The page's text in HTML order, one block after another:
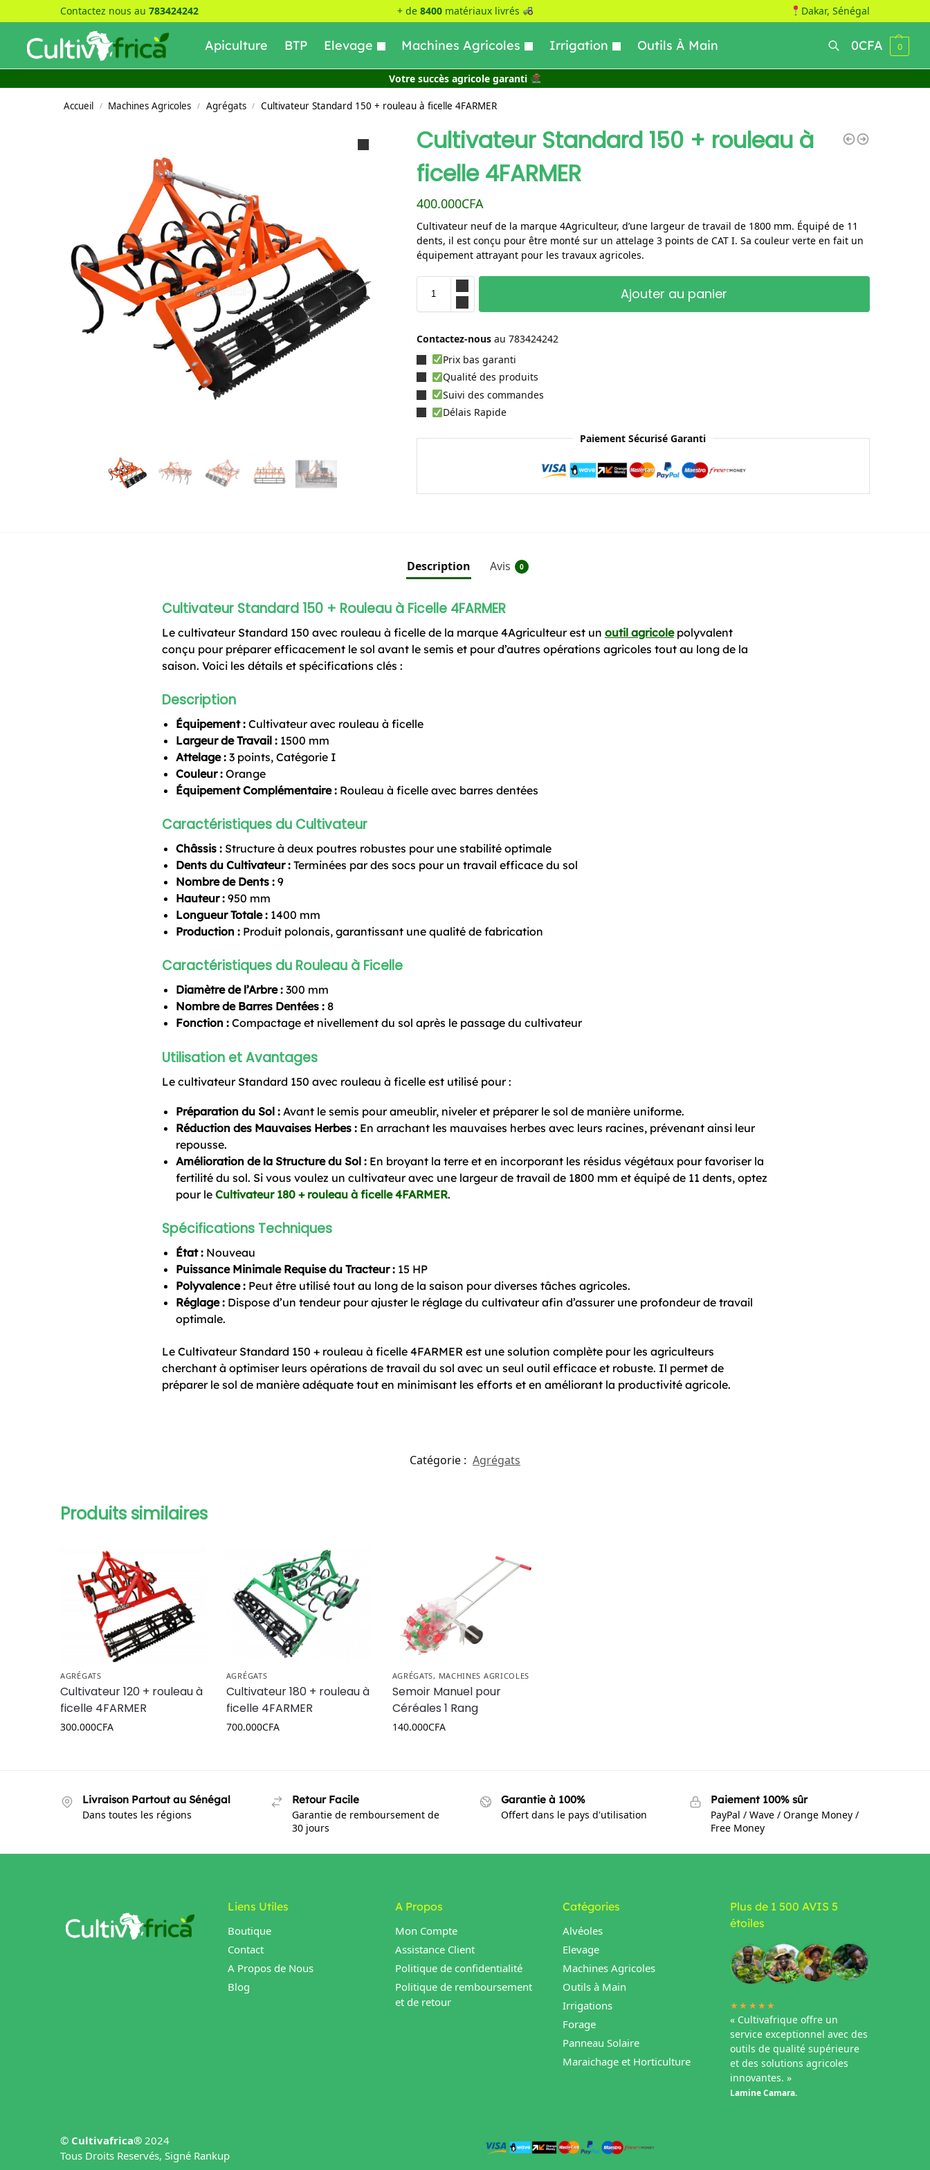
Contactez nous au 783424242 + de 8400matériaux livrés Dakar, Sénégal
Apiculture BTP Elevage Machines Agricoles Irrigation Outils À Main
Recherche
Recherche
0CFA 0
Votre succès agricole garanti
Accueil / Machines Agricoles / Agrégats / Cultivateur Standard 150 + rouleau à ficelle 4FARMER
Cultivateur Standard 150 + rouleau à
ficelle 4FARMER
400.000CFA
Cultivateur neuf de la marque 4Agriculteur, d’une largeur de travail de 1800 mm. Équipé de 11
dents, il est conçu pour être monté sur un attelage 3 points de CAT I. Sa couleur verte en fait un
équipement attrayant pour les travaux agricoles.
Ajouter au panier
Contactez-nous au 783424242
Prix bas garanti
Qualité des produits
Suivi des commandes
Délais Rapide
Paiement Sécurisé Garanti
Description Avis 0
Cultivateur Standard 150 + Rouleau à Ficelle 4FARMER
Le cultivateur Standard 150 avec rouleau à ficelle de la marque 4Agriculteur est un outil agricolepolyvalent
conçu pour préparer efficacement le sol avant le semis et pour d’autres opérations agricoles tout au long de la
saison. Voici les détails et spécifications clés :
Description
Équipement :Cultivateur avec rouleau à ficelle
Largeur de Travail :1500 mm
Attelage :3 points, Catégorie I
Couleur :Orange
Équipement Complémentaire :Rouleau à ficelle avec barres dentées
Caractéristiques du Cultivateur
Châssis :Structure à deux poutres robustes pour une stabilité optimale
Dents du Cultivateur :Terminées par des socs pour un travail efficace du sol
Nombre de Dents :9
Hauteur :950 mm
Longueur Totale :1400 mm
Production :Produit polonais, garantissant une qualité de fabrication
Caractéristiques du Rouleau à Ficelle
Diamètre de l’Arbre :300 mm
Nombre de Barres Dentées :8
Fonction :Compactage et nivellement du sol après le passage du cultivateur
Utilisation et Avantages
Le cultivateur Standard 150 avec rouleau à ficelle est utilisé pour :
Préparation du Sol :Avant le semis pour ameublir, niveler et préparer le sol de manière uniforme.
Réduction des Mauvaises Herbes :En arrachant les mauvaises herbes avec leurs racines, prévenant ainsi leur
repousse.
Amélioration de la Structure du Sol :En broyant la terre et en incorporant les résidus végétaux pour favoriser la
fertilité du sol. Si vous voulez un cultivateur avec une largeur de travail de 1800 mm et équipé de 11 dents, optez
pour le Cultivateur 180 + rouleau à ficelle 4FARMER.
Spécifications Techniques
État :Nouveau
Puissance Minimale Requise du Tracteur :15 HP
Polyvalence :Peut être utilisé tout au long de la saison pour diverses tâches agricoles.
Réglage :Dispose d’un tendeur pour ajuster le réglage du cultivateur afin d’assurer une profondeur de travail
optimale.
Le Cultivateur Standard 150 + rouleau à ficelle 4FARMER est une solution complète pour les agriculteurs
cherchant à optimiser leurs opérations de travail du sol avec un seul outil efficace et robuste. Il permet de
préparer le sol de manière adéquate tout en minimisant les efforts et en améliorant la productivité agricole.
Catégorie : Agrégats
Produits similaires
AGRÉGATS
Cultivateur 120 + rouleau à
ficelle 4FARMER
300.000CFA
AGRÉGATS
Cultivateur 180 + rouleau à
ficelle 4FARMER
700.000CFA
AGRÉGATS, MACHINES AGRICOLES
Semoir Manuel pour
Céréales 1 Rang
140.000CFA
Livraison Partout au Sénégal
Dans toutes les régions
Retour Facile
Garantie de remboursement de
30 jours
Garantie à 100%
Offert dans le pays d'utilisation
Paiement 100% sûr
PayPal / Wave / Orange Money /
Free Money
Liens Utiles
Boutique
Contact
A Propos de Nous
Blog
A Propos
Mon Compte
Assistance Client
Politique de confidentialité
Politique de remboursement
et de retour
Catégories
Alvéoles
Elevage
Machines Agricoles
Outils à Main
Irrigations
Forage
Panneau Solaire
Maraichage et Horticulture
Plus de 1 500 AVIS 5
étoiles
★★★★★
« Cultivafrique offre un
service exceptionnel avec des
outils de qualité supérieure
et des solutions agricoles
innovantes. »
Lamine Camara.
© Cultivafrica® 2024
Tous Droits Reservés, Signé Rankup